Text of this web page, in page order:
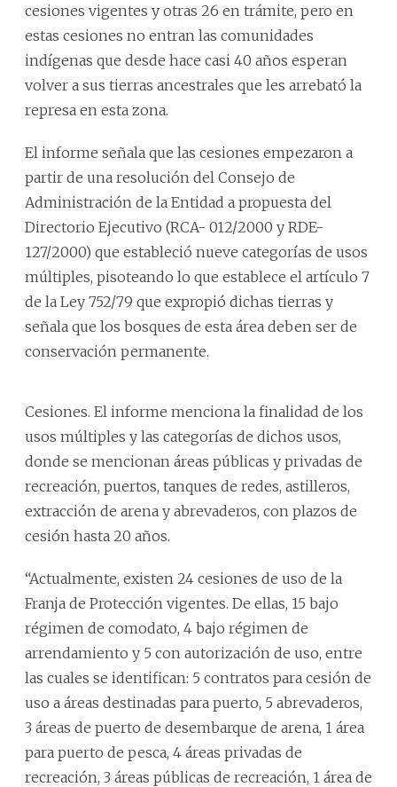
cesiones vigentes y otras 26 en trámite, pero en
estas cesiones no entran las comunidades
indígenas que desde hace casi 40 años esperan
volver a sus tierras ancestrales que les arrebató la
represa en esta zona.
El informe señala que las cesiones empezaron a
partir de una resolución del Consejo de
Administración de la Entidad a propuesta del
Directorio Ejecutivo (RCA- 012/2000 y RDE-
127/2000) que estableció nueve categorías de usos
múltiples, pisoteando lo que establece el artículo 7
de la Ley 752/79 que expropió dichas tierras y
señala que los bosques de esta área deben ser de
conservación permanente.
Cesiones. El informe menciona la finalidad de los
usos múltiples y las categorías de dichos usos,
donde se mencionan áreas públicas y privadas de
recreación, puertos, tanques de redes, astilleros,
extracción de arena y abrevaderos, con plazos de
cesión hasta 20 años.
“Actualmente, existen 24 cesiones de uso de la
Franja de Protección vigentes. De ellas, 15 bajo
régimen de comodato, 4 bajo régimen de
arrendamiento y 5 con autorización de uso, entre
las cuales se identifican: 5 contratos para cesión de
uso a áreas destinadas para puerto, 5 abrevaderos,
3 áreas de puerto de desembarque de arena, 1 área
para puerto de pesca, 4 áreas privadas de
recreación, 3 áreas públicas de recreación, 1 área de